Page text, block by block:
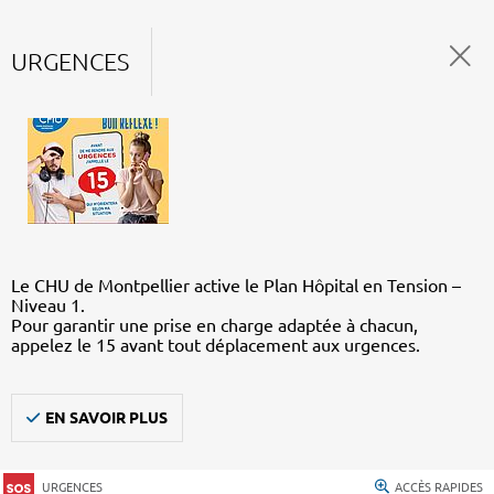
URGENCES
Le CHU de Montpellier active le Plan Hôpital en Tension –
Niveau 1.
Pour garantir une prise en charge adaptée à chacun,
appelez le 15 avant tout déplacement aux urgences.
EN SAVOIR PLUS
URGENCES ACCÈS RAPIDES